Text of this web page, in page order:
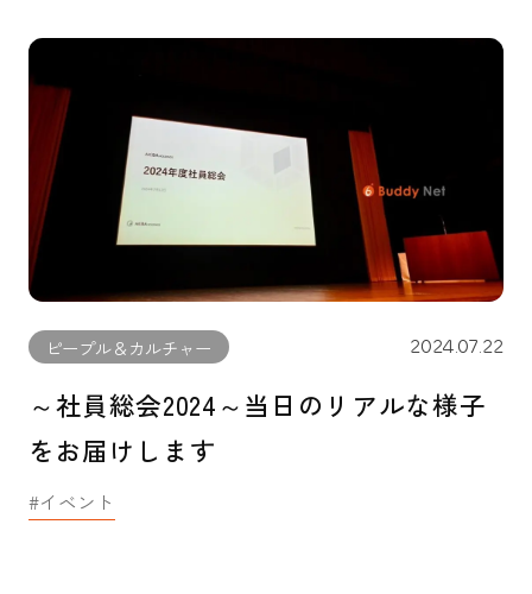
ピープル＆カルチャー 2024.07.22
～社員総会2024～当日のリアルな様子
をお届けします
イベント